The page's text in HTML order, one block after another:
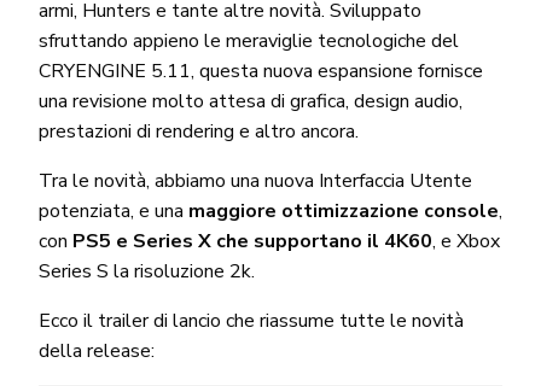
armi, Hunters e tante altre novità. Sviluppato
sfruttando appieno le meraviglie tecnologiche del
CRYENGINE 5.11, questa nuova espansione fornisce
una revisione molto attesa di grafica, design audio,
prestazioni di rendering e altro ancora.
Tra le novità, abbiamo una nuova Interfaccia Utente
potenziata, e una maggiore ottimizzazione console,
con PS5 e Series X che supportano il 4K60, e Xbox
Series S la risoluzione 2k.
Ecco il trailer di lancio che riassume tutte le novità
della release: